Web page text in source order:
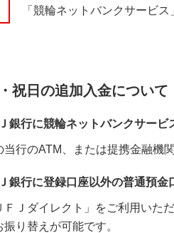
「競輪ネットバンクサービ
祝日の追加入金について
銀行に競輪ネットバンクサー
当行のATM、または提携金融機
銀行に登録口座以外の普通預金
ＦＪダイレクト」をご利用いた
り替えが可能です。